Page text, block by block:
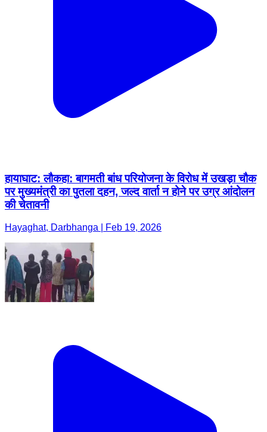
हायाघाट: लौकहा: बागमती बांध परियोजना के विरोध में उखड़ा चौक
पर मुख्यमंत्री का पुतला दहन, जल्द वार्ता न होने पर उग्र आंदोलन
की चेतावनी
Hayaghat, Darbhanga | Feb 19, 2026